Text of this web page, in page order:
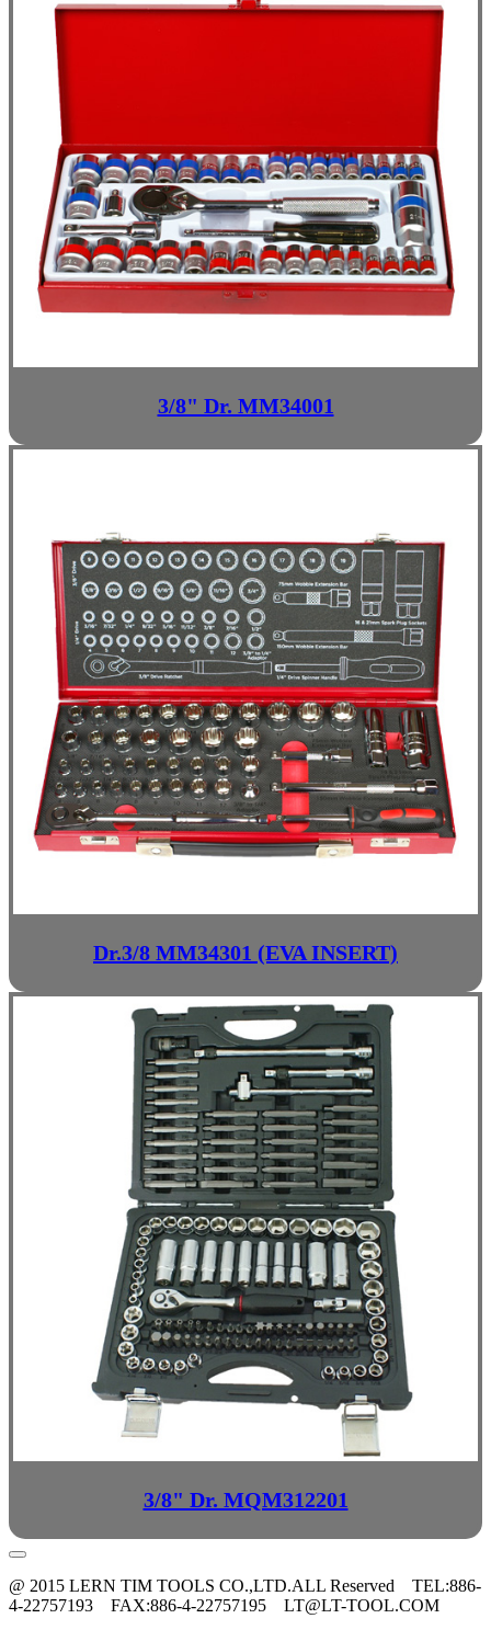
3/8" Dr. MM34001
Dr.3/8 MM34301 (EVA INSERT)
3/8" Dr. MQM312201
@ 2015 LERN TIM TOOLS CO.,LTD.ALL Reserved TEL:886-
4-22757193 FAX:886-4-22757195 LT@LT-TOOL.COM